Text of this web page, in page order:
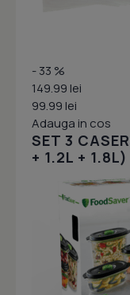
- 33 %
149.99 lei
99.99 lei
Adauga in cos
SET 3
+ 1.2L + 1.8L)